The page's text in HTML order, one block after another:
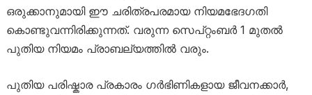
ഒരുക്കാനുമായി ഈ ചരിത്രപരമായ നിയമഭേദഗതി
കൊണ്ടുവന്നിരിക്കുന്നത്. വരുന്ന സെപ്റ്റംബർ 1 മുതൽ
പുതിയ നിയമം പ്രാബല്യത്തിൽ വരും.
പുതിയ പരിഷ്കാര പ്രകാരം ഗർഭിണികളായ ജീവനക്കാർ,